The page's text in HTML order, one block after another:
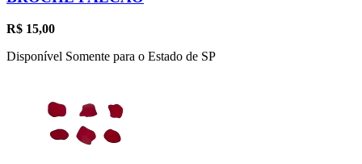
R$ 15,00
Disponível Somente para o Estado de SP